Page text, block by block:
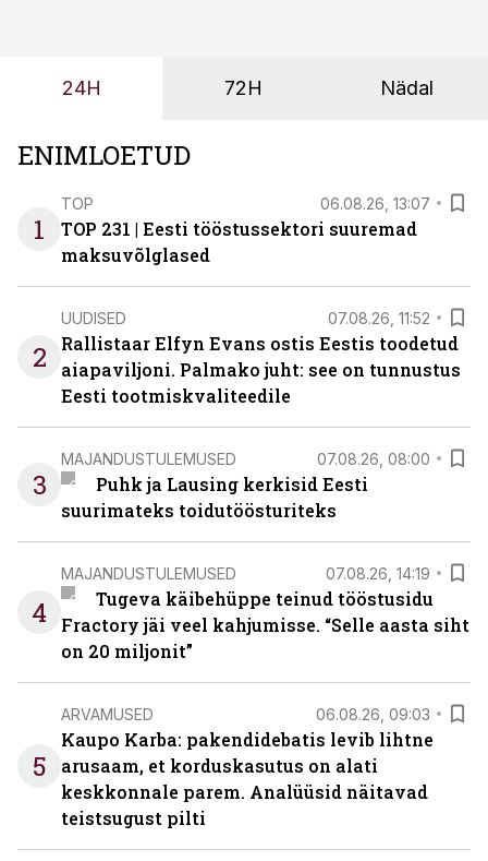
24H 72H Nädal
ENIMLOETUD
1
TOP 06.08.26, 13:07
TOP 231 | Eesti tööstussektori suuremad
maksuvõlglased
2
UUDISED 07.08.26, 11:52
Rallistaar Elfyn Evans ostis Eestis toodetud
aiapaviljoni. Palmako juht: see on tunnustus
Eesti tootmiskvaliteedile
3
MAJANDUSTULEMUSED 07.08.26, 08:00
Puhk ja Lausing kerkisid Eesti
suurimateks toidutöösturiteks
4
MAJANDUSTULEMUSED 07.08.26, 14:19
Tugeva käibehüppe teinud tööstusidu
Fractory jäi veel kahjumisse. “Selle aasta siht
on 20 miljonit”
5
ARVAMUSED 06.08.26, 09:03
Kaupo Karba: pakendidebatis levib lihtne
arusaam, et korduskasutus on alati
keskkonnale parem. Analüüsid näitavad
teistsugust pilti